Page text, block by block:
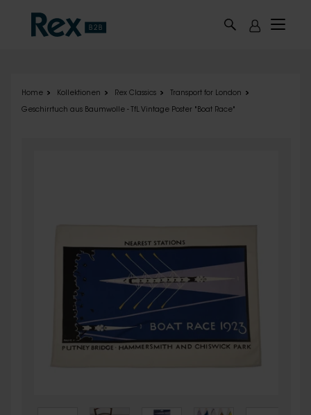
Home Kollektionen Rex Classics Transport for London
Geschirrtuch aus Baumwolle - TfL Vintage Poster "Boat Race"